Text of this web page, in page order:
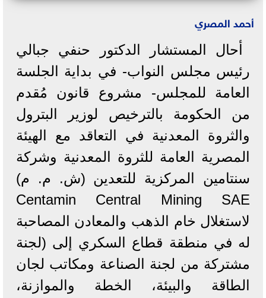
أحمد المصري
أحال المستشار الدكتور حنفي جبالي
رئيس مجلس النواب- في بداية الجلسة
العامة للمجلس- مشروع قانون مُقدم
من الحكومة بالترخيص لوزير البترول
والثروة المعدنية في التعاقد مع الهيئة
المصرية العامة للثروة المعدنية وشركة
سنتامين المركزية للتعدين (ش. م. م)
Centamin Central Mining SAE
لاستغلال خام الذهب والمعادن المصاحبة
له في منطقة قطاع السكري إلى (لجنة
مشتركة من لجنة الصناعة ومكاتب لجان
الطاقة والبيئة، الخطة والموازنة،